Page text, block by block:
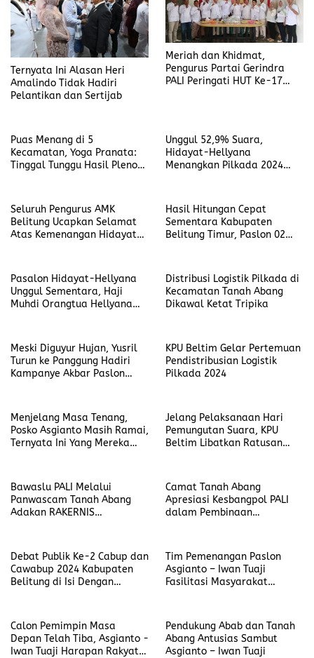
Ternyata Ini Alasan Heri
Amalindo Tidak Hadiri
Pelantikan dan Sertijab
Meriah dan Khidmat,
Pengurus Partai Gerindra
PALI Peringati HUT Ke-17
Puas Menang di 5
Kecamatan, Yoga Pranata:
Tinggal Tunggu Hasil Pleno
Unggul 52,9% Suara,
Hidayat-Hellyana
Menangkan Pilkada 2024
Seluruh Pengurus AMK
Belitung Ucapkan Selamat
Atas Kemenangan Hidayat
Gubernur Babel
Hasil Hitungan Cepat
Sementara Kabupaten
Belitung Timur, Paslon 02
Pasalon Hidayat-Hellyana
Unggul Sementara, Haji
Muhdi Orangtua Hellyana
Babel
Distribusi Logistik Pilkada di
Kecamatan Tanah Abang
Dikawal Ketat Tripika
Meski Diguyur Hujan, Yusril
Turun ke Panggung Hadiri
Kampanye Akbar Paslon
KPU Beltim Gelar Pertemuan
Pendistribusian Logistik
Pilkada 2024
Menjelang Masa Tenang,
Posko Asgianto Masih Ramai,
Ternyata Ini Yang Mereka
Jelang Pelaksanaan Hari
Pemungutan Suara, KPU
Beltim Libatkan Ratusan
Bawaslu PALI Melalui
Panwascam Tanah Abang
Adakan RAKERNIS
Camat Tanah Abang
Apresiasi Kesbangpol PALI
dalam Pembinaan
Debat Publik Ke-2 Cabup dan
Cawabup 2024 Kabupaten
Belitung di Isi Dengan
Tim Pemenangan Paslon
Asgianto – Iwan Tuaji
Fasilitasi Masyarakat
Calon Pemimpin Masa
Depan Telah Tiba, Asgianto -
Iwan Tuaji Harapan Rakyat
Pendukung Abab dan Tanah
Abang Antusias Sambut
Asgianto – Iwan Tuaji